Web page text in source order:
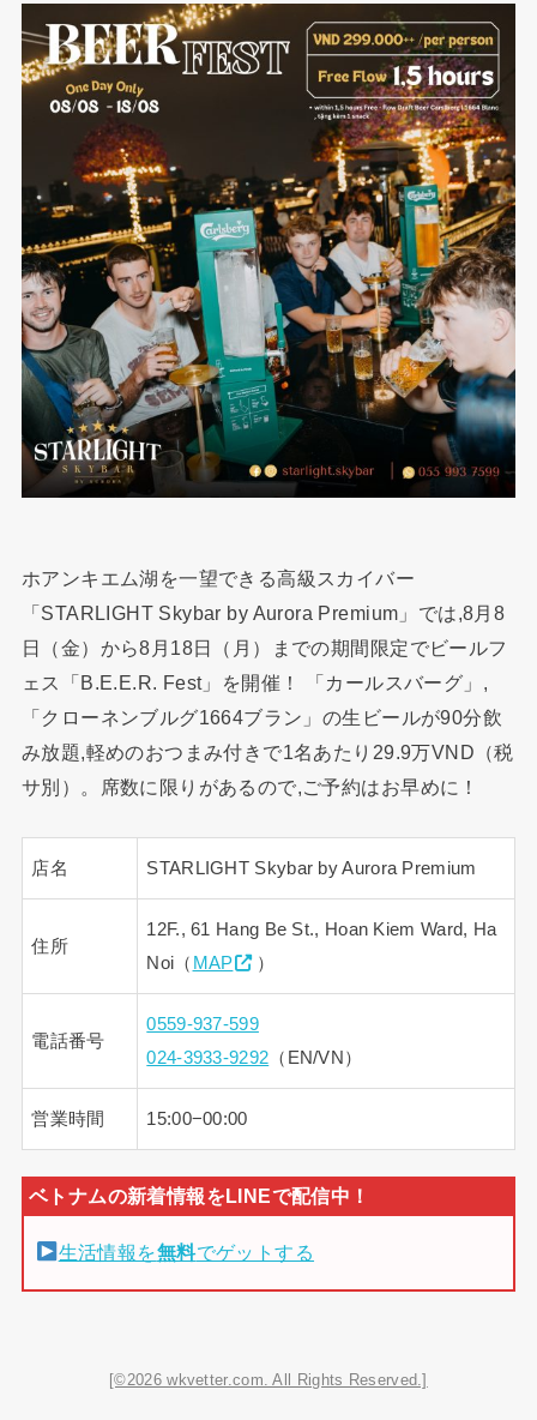
ホアンキエム湖を一望できる高級スカイバー
「STARLIGHT Skybar by Aurora Premium」では,8月8
日（金）から8月18日（月）までの期間限定でビールフ
ェス「B.E.E.R. Fest」を開催！ 「カールスバーグ」,
「クローネンブルグ1664ブラン」の生ビールが90分飲
み放題,軽めのおつまみ付きで1名あたり29.9万VND（税
サ別）。席数に限りがあるので,ご予約はお早めに！
店名 STARLIGHT Skybar by Aurora Premium
住所
12F., 61 Hang Be St., Hoan Kiem Ward, Ha
Noi（ MAP ）
電話番号
0559-937-599
024-3933-9292 （EN/VN）
営業時間 15:00−00:00
生活情報を無料でゲットする
[©2026 wkvetter.com. All Rights Reserved.]